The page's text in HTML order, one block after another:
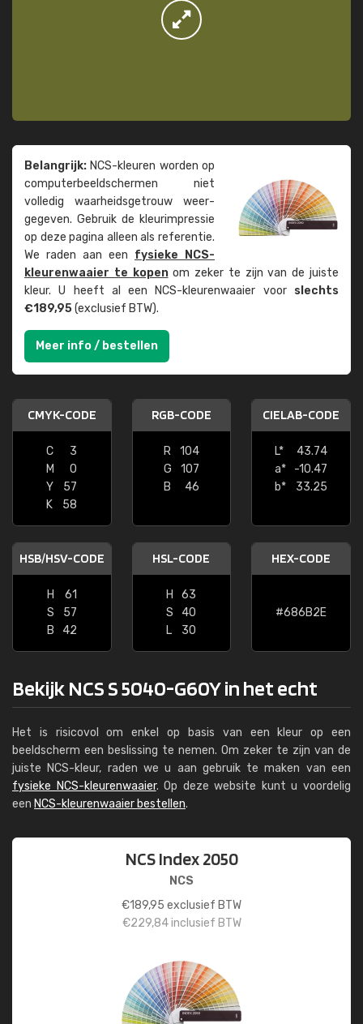
Belangrijk: NCS-kleuren worden op
computer­beeld­schermen niet
volledig waarheids­­getrouw weer­
gegeven. Gebruik de kleur­impressie
op deze pagina alleen als referentie.
We raden aan een fysieke NCS-
kleuren­waaier te kopenom zeker te zijn van de juiste
kleur. U heeft al een NCS-kleuren­waaier voor slechts
€189,95(exclusief BTW).
Meer info / bestellen
CMYK-CODE
C
3
M
0
Y
57
K
58
RGB-CODE
R
104
G
107
B
46
CIELAB-CODE
L*
43.74
a*
-10.47
b*
33.25
HSB/HSV-CODE
H
61
S
57
B
42
HSL-CODE
H
63
S
40
L
30
HEX-CODE
#686B2E
Bekijk NCS S 5040-G60Y in het echt
Het is risicovol om enkel op basis van een kleur op een
beeldscherm een beslissing te nemen. Om zeker te zijn van de
juiste NCS-kleur, raden we u aan gebruik te maken van een
fysieke NCS-kleurenwaaier. Op deze website kunt u voordelig
een NCS-kleurenwaaier bestellen.
NCS Index 2050
NCS
€189,95 exclusief BTW
€229,84inclusief BTW